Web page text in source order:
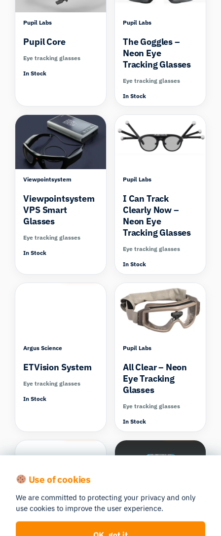
Pupil Labs
Pupil Core
Eye tracking glasses
In Stock
Pupil Labs
The Goggles –
Neon Eye
Tracking Glasses
Eye tracking glasses
In Stock
Viewpointsystem
Viewpointsystem
VPS Smart
Glasses
Eye tracking glasses
In Stock
Pupil Labs
I Can Track
Clearly Now –
Neon Eye
Tracking Glasses
Eye tracking glasses
In Stock
Argus Science
ETVision System
Eye tracking glasses
In Stock
Compare
Pupil Labs
All Clear – Neon
Eye Tracking
Glasses
Eye tracking glasses
In Stock
Pupil Labs
Just Act Natural –
Pupil Labs
All Fun and
Use of cookies
We are committed to protecting your privacy and only
use cookies to improve the user experience.